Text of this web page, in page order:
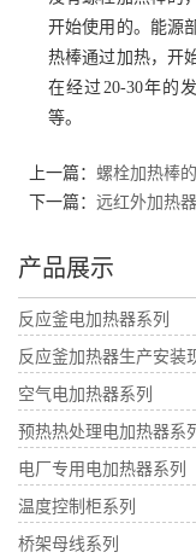
开始使用的。能源
热棒通过加热，开
在经过20-30年的
等。
上一篇： 螺栓加热棒
下一篇： 远红外加热
产品展示
反应釜电加热器系列
反应釜加热器生产安装
空气电加热器系列
预热热处理电加热器系
电厂专用电加热器系列
温度控制柜系列
桥架母线系列